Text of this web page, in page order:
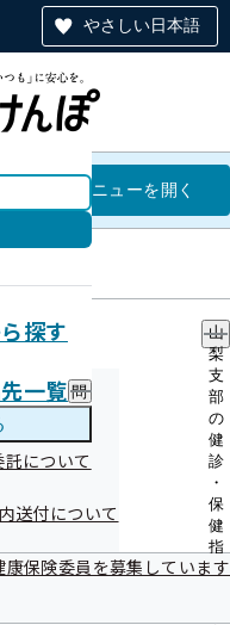
やさしい日本語
探す
一覧 問
い
わ
届
先
山梨支部
メニューを開く
山
梨
支
部
の
健
診
・
保
健
指
導
について
送付について
康保険委員を募集しています
注意点」・